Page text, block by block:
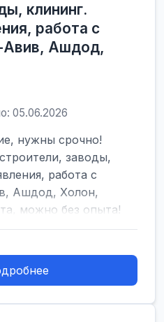
клининг.
работа с
Авив, Ашдод,
05.06.2026
нужны срочно!
заводы,
работа с
Ашдод, Холон,
можно без опыта!